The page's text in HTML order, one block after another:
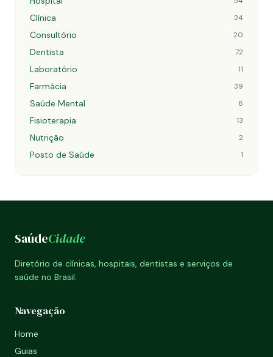
Clínica 24
Consultório 20
Dentista 72
Laboratório 11
Farmácia 39
Saúde Mental 8
Fisioterapia 13
Nutrição 2
Posto de Saúde 1
SaúdeCidade
Diretório de clínicas, hospitais, dentistas e serviços de
saúde no Brasil.
Navegação
Home
Guias